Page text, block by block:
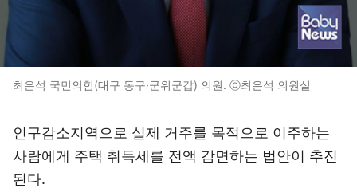
최은석 국민의힘(대구 동구·군위군갑) 의원. ⓒ최은석 의원실
인구감소지역으로 실제 거주를 목적으로 이주하는
사람에게 주택 취득세를 전액 감면하는 법안이 추진
된다.